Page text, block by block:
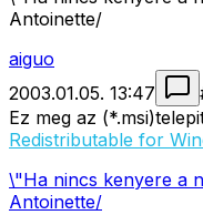
Antoinette/
aiguo
2003.01.05. 13:47
Ez meg az
Redistributable for
\"Ha nincs kenyere a
Antoinette/